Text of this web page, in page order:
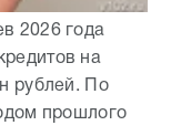
2026 года
на
рублей. По
прошлого